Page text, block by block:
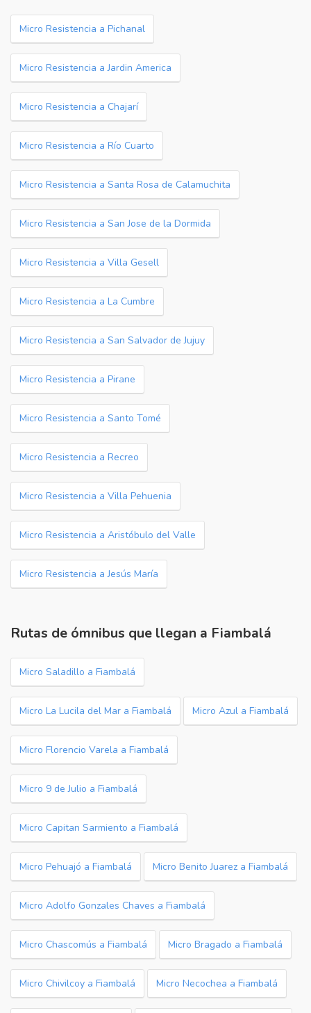
Micro Resistencia a Pichanal
Micro Resistencia a Jardin America
Micro Resistencia a Chajarí
Micro Resistencia a Río Cuarto
Micro Resistencia a Santa Rosa de Calamuchita
Micro Resistencia a San Jose de la Dormida
Micro Resistencia a Villa Gesell
Micro Resistencia a La Cumbre
Micro Resistencia a San Salvador de Jujuy
Micro Resistencia a Pirane
Micro Resistencia a Santo Tomé
Micro Resistencia a Recreo
Micro Resistencia a Villa Pehuenia
Micro Resistencia a Aristóbulo del Valle
Micro Resistencia a Jesús María
Rutas de ómnibus que llegan a Fiambalá
Micro Saladillo a Fiambalá
Micro La Lucila del Mar a Fiambalá Micro Azul a Fiambalá
Micro Florencio Varela a Fiambalá
Micro 9 de Julio a Fiambalá
Micro Capitan Sarmiento a Fiambalá
Micro Pehuajó a Fiambalá Micro Benito Juarez a Fiambalá
Micro Adolfo Gonzales Chaves a Fiambalá
Micro Chascomús a Fiambalá Micro Bragado a Fiambalá
Micro Chivilcoy a Fiambalá Micro Necochea a Fiambalá